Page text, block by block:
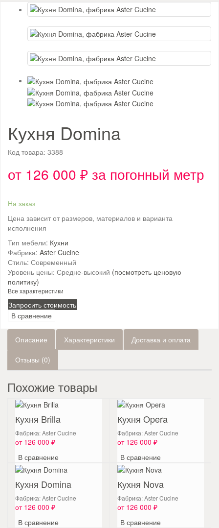
Кухня Domina
Код товара: 3388
от 126 000 ₽ за погонный метр
На заказ
Цена зависит от размеров, материалов и варианта
исполнения
Тип мебели: Кухни
Фабрика: Aster Cucine
Стиль: Современный
Уровень цены: Средне-высокий (посмотреть ценовую
политику)
Все характеристики
Запросить стоимость
В сравнение
Описание Характеристики Доставка и оплата
Отзывы (0)
Похожие товары
Кухня Brilla
Фабрика: Aster Cucine
от 126 000 ₽
В сравнение
Кухня Opera
Фабрика: Aster Cucine
от 126 000 ₽
В сравнение
Кухня Domina
Фабрика: Aster Cucine
от 126 000 ₽
В сравнение
Кухня Nova
Фабрика: Aster Cucine
от 126 000 ₽
В сравнение